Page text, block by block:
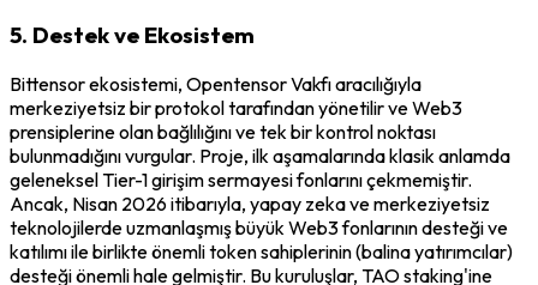
5. Destek ve Ekosistem
Bittensor ekosistemi, Opentensor Vakfı aracılığıyla
merkeziyetsiz bir protokol tarafından yönetilir ve Web3
prensiplerine olan bağlılığını ve tek bir kontrol noktası
bulunmadığını vurgular. Proje, ilk aşamalarında klasik anlamda
geleneksel Tier-1 girişim sermayesi fonlarını çekmemiştir.
Ancak, Nisan 2026 itibarıyla, yapay zeka ve merkeziyetsiz
teknolojilerde uzmanlaşmış büyük Web3 fonlarının desteği ve
katılımı ile birlikte önemli token sahiplerinin (balina yatırımcılar)
desteği önemli hale gelmiştir. Bu kuruluşlar, TAO staking'ine